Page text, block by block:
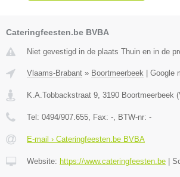
Cateringfeesten.be BVBA
Niet gevestigd in de plaats Thuin en in de
Vlaams-Brabant » Boortmeerbeek Google
K.A.Tobbackstraat 9 3190 Boortmeerbeek (
Tel: 0494/907.655 , Fax: - , BTW-nr: -
E-mail › Cateringfeesten.be BVBA
Website: https://www.cateringfeesten.be